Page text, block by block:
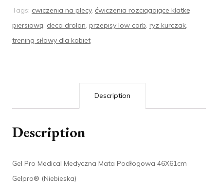
Tags: cwiczenia na plecy, ćwiczenia rozciągające klatkę
piersiową, deca drolon, przepisy low carb, ryz kurczak,
trening siłowy dla kobiet
Description
Description
Gel Pro Medical Medyczna Mata Podłogowa 46X61cm
Gelpro® (Niebieska)